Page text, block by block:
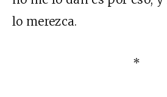
lo merezca.
*